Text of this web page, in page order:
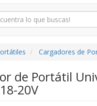
Cargadores de
de Portátil
20V